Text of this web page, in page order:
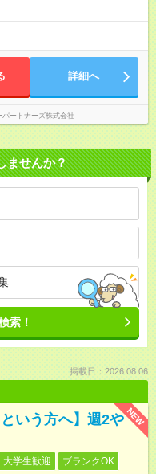
詳細へ
ートナーズ株式会社
ませんか？
索！
掲載日：2026.08.06
NEW
いう方へ】週2や
大学生歓迎 ブランクOK